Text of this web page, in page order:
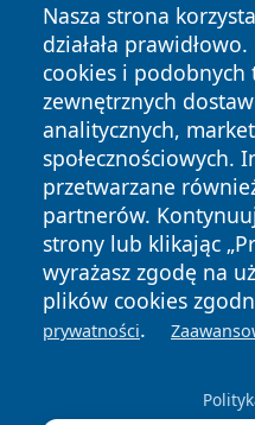
Nasza strona
działała
cookies i
zewnętrznych
analitycznych,
społecznościowych.
przetwarzane
partnerów.
strony lub klikając
wyrażasz zgodę na
plików cookies
prywatności.
Copyright © 2026